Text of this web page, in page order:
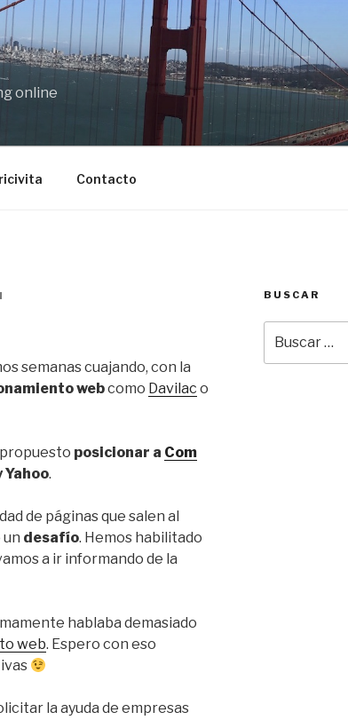
online
Contacto
semanas cuajando, con la
webcomo Davilac o
posicionar a Com
Yahoo.
de páginas que salen al
un desafío. Hemos habilitado
a ir informando de la
hablaba demasiado
web. Espero con eso
la ayuda de empresas
BUSCAR
por: